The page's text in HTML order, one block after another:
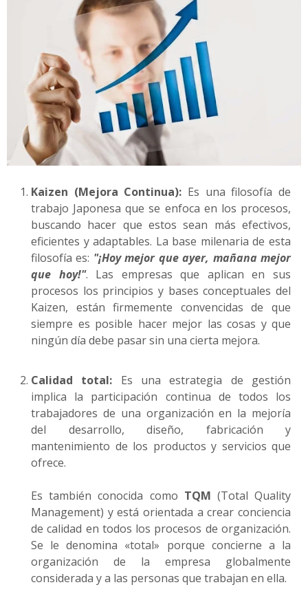
Kaizen (Mejora Continua): Es una filosofía de
trabajo Japonesa que se enfoca en los procesos,
buscando hacer que estos sean más efectivos,
eficientes y adaptables. La base milenaria de esta
filosofía es: "¡Hoy mejor que ayer, mañana mejor
que hoy!". Las empresas que aplican en sus
procesos los principios y bases conceptuales del
Kaizen, están firmemente convencidas de que
siempre es posible hacer mejor las cosas y que
ningún día debe pasar sin una cierta mejora.
Calidad total: Es una estrategia de gestión
implica la participación continua de todos los
trabajadores de una organización en la mejoría
del desarrollo, diseño, fabricación y
mantenimiento de los productos y servicios que
ofrece.
Es también conocida como TQM (Total Quality
Management) y está orientada a crear conciencia
de calidad en todos los procesos de organización.
Se le denomina «total» porque concierne a la
organización de la empresa globalmente
considerada y a las personas que trabajan en ella.